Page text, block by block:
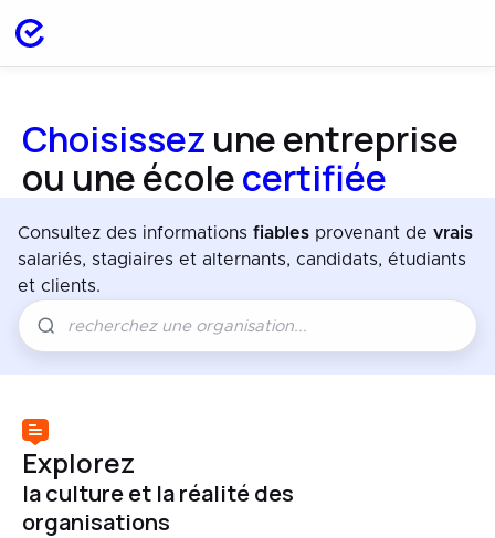
Choisissez une entreprise
ou une écolecertifiée
Consultez des informations fiables provenant de vrais
salariés, stagiaires et alternants, candidats, étudiants
et clients.
Explorez
la culture et la réalité des
organisations